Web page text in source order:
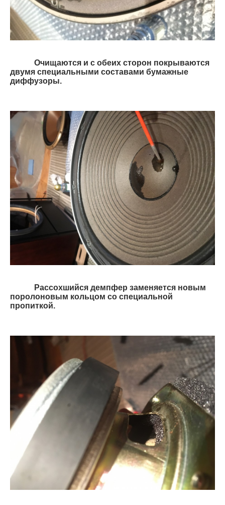
Очищаются и с обеих сторон покрываются
двумя специальными составами бумажные
диффузоры.
Рассохшийся демпфер заменяется новым
поролоновым кольцом со специальной
пропиткой.